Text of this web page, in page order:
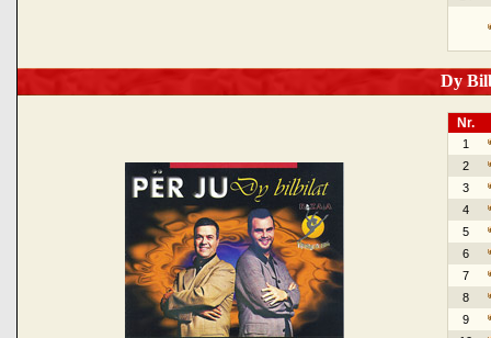
Dy
Nr.
1
2
3
4
5
6
7
8
9